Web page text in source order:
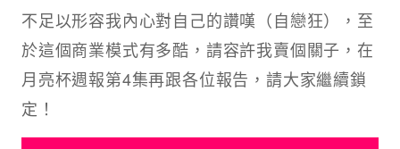
不足以形容我內心對自己的讚嘆（自戀狂），至
於這個商業模式有多酷，請容許我賣個關子，在
月亮杯週報第4集再跟各位報告，請大家繼續鎖
定！